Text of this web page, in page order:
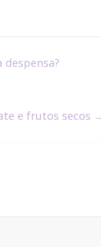
e frutos secos